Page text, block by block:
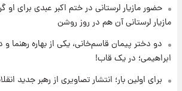
۱۹ ساعت پیش
برای اولین بار؛ انتشار
انقلاب/ویدیو
تصاویر عمامه بستن به
حضور مازیار لرستانی در ختم اکبر عبدی برای
مازیار لرستانی آن هم در روز روشن
دو دختر پیمان قاسم‌خانی، یکی از بهاره رهنما و
ابراهیمی؛ در یک قاب!
برای اولین بار؛ انتشار تصاویری از رهبر جدید